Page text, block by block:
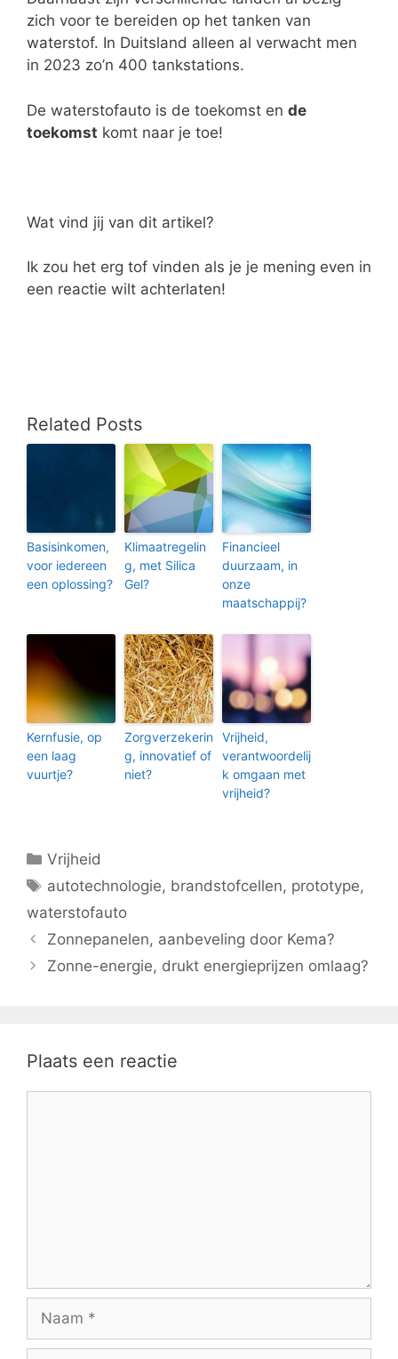
zich voor te bereiden op het tanken van
waterstof. In Duitsland alleen al verwacht men
in 2023 zo’n 400 tankstations.
De waterstofauto is de toekomst en de
toekomst komt naar je toe!
Wat vind jij van dit artikel?
Ik zou het erg tof vinden als je je mening even in
een reactie wilt achterlaten!
Related Posts
Basisinkomen,
voor iedereen
een oplossing?
Klimaatregelin
g, met Silica
Gel?
Financieel
duurzaam, in
onze
maatschappij?
Kernfusie, op
een laag
vuurtje?
Zorgverzekerin
g, innovatief of
niet?
Vrijheid,
verantwoordelij
k omgaan met
vrijheid?
Categorieën
Vrijheid
Tags
autotechnologie, brandstofcellen, prototype,
waterstofauto
Zonnepanelen, aanbeveling door Kema?
Zonne-energie, drukt energieprijzen omlaag?
Plaats een reactie